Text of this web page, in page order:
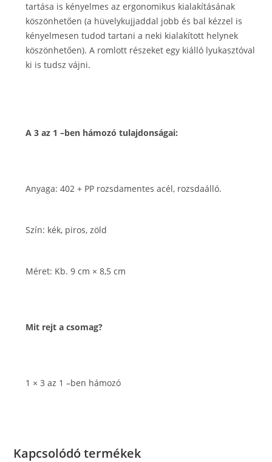
tartása is kényelmes az ergonomikus kialakításának
köszönhetően (a hüvelykujjaddal jobb és bal kézzel is
kényelmesen tudod tartani a neki kialakított helynek
köszönhetően). A romlott részeket egy kiálló lyukasztóval
ki is tudsz vájni.
A 3 az 1 –ben hámozó tulajdonságai:
Anyaga: 402 + PP rozsdamentes acél, rozsdaálló.
Szín: kék, piros, zöld
Méret: Kb. 9 cm × 8,5 cm
Mit rejt a csomag?
1 × 3 az 1 –ben hámozó
Kapcsolódó termékek